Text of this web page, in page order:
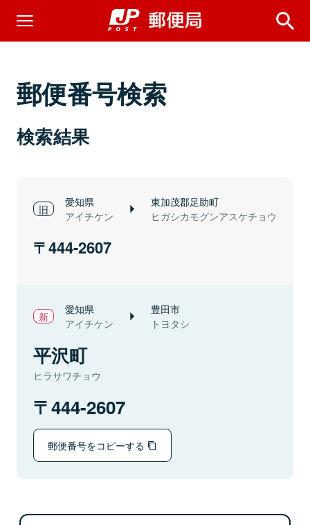
郵便番号検索
検索結果
愛知県
アイチケン
東加茂郡足助町
ヒガシカモグンアスケチョウ
444-2607
愛知県
アイチケン
豊田市
トヨタシ
平沢町
ヒラサワチョウ
444-2607
郵便番号をコピーする